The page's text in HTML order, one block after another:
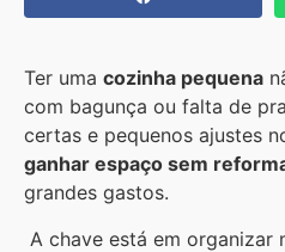
Ter uma cozinha pequena
com bagunça ou falta de
certas e pequenos ajustes
ganhar espaço sem
grandes gastos.
A chave está em organizar